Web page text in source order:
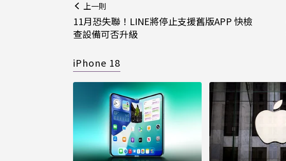
上一則
11月恐失聯！LINE將停止支援舊版APP 快檢
查設備可否升級
iPhone 18